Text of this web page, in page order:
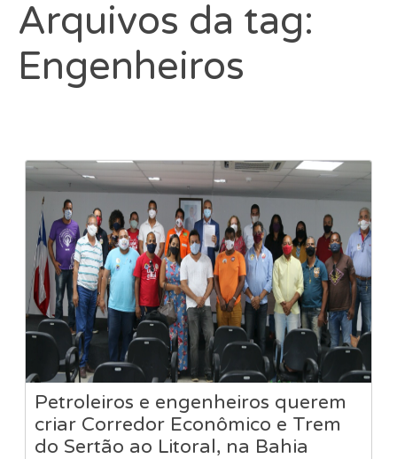
Arquivos da tag:
Engenheiros
Petroleiros e engenheiros querem
criar Corredor Econômico e Trem
do Sertão ao Litoral, na Bahia